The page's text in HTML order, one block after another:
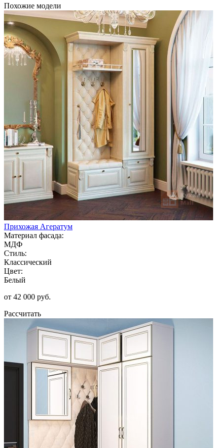
Похожие модели
Прихожая Агератум
Материал фасада:
МДФ
Стиль:
Классический
Цвет:
Белый
от 42 000 руб.
Рассчитать